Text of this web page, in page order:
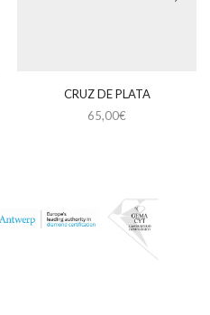
CRUZ DE PLATA
65,00€